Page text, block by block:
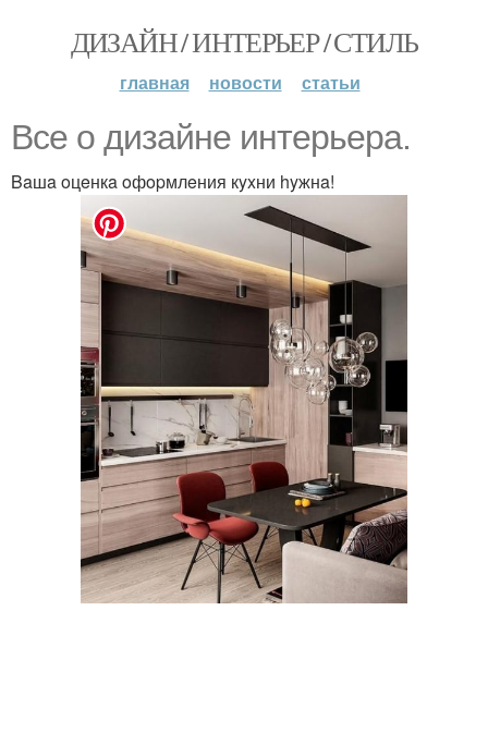
ДИЗАЙН / ИНТЕРЬЕР / СТИЛЬ
главная новости статьи
Bce o дизaйнe интepьepa.
Baшa oцeнкa oфopмлeния кyxни hyжнa!